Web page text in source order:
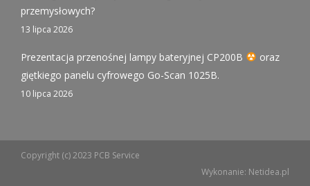
przemysłowych?
13 lipca 2026
Prezentacja przenośnej lampy bateryjnej CP200B
oraz
giętkiego panelu cyfrowego Go-Scan 1025B.
10 lipca 2026
Copyright (c) 2023 PCB Service
Wykonanie: Netidea.pl